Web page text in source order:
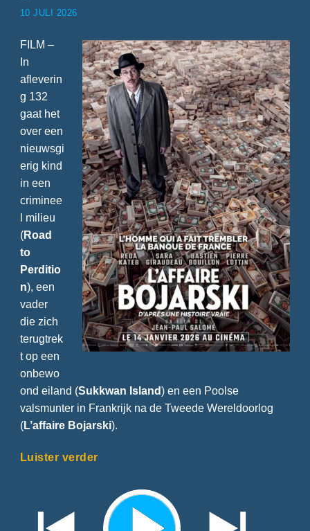
10 JULI 2026
FILM –
In
afleverin
g 132
gaat het
over een
nieuwsgi
erig kind
in een
criminee
l milieu
(Road
to
Perditio
n), een
vader
die zich
terugtrek
t op een
onbewo
ond eiland (Sukkwan Island) en een Poolse
valsmunter in Frankrijk na de Tweede Wereldoorlog
(L’affaire Bojarski).
Luister verder